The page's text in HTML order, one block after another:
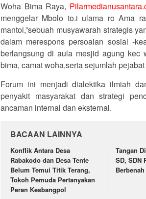
Woha Bima Raya,
menggelar Mbolo to.i ulama ro Ama
mantoi,”sebuah musyawarah strategis
dalam merespons persoalan sosial -
berlangsung di aula mesjid agung
bima, camat woha,serta sejumlah
Forum ini menjadi dialektika ilmiah
penyakit masyarakat dan strategi
ancaman internal dan eksternal.
BACAAN LAINNYA
Konflik Antara Desa
Rabakodo dan Desa Tente
Belum Temui Titik Terang,
Tokoh Pemuda Pertanyakan
Peran Kesbangpol
Tangan
SD, SDN
Berbenah